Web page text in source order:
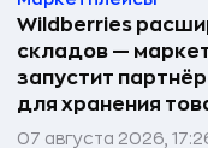
Wildberries
складов —
запустит
для хранения
07 августа 2026,